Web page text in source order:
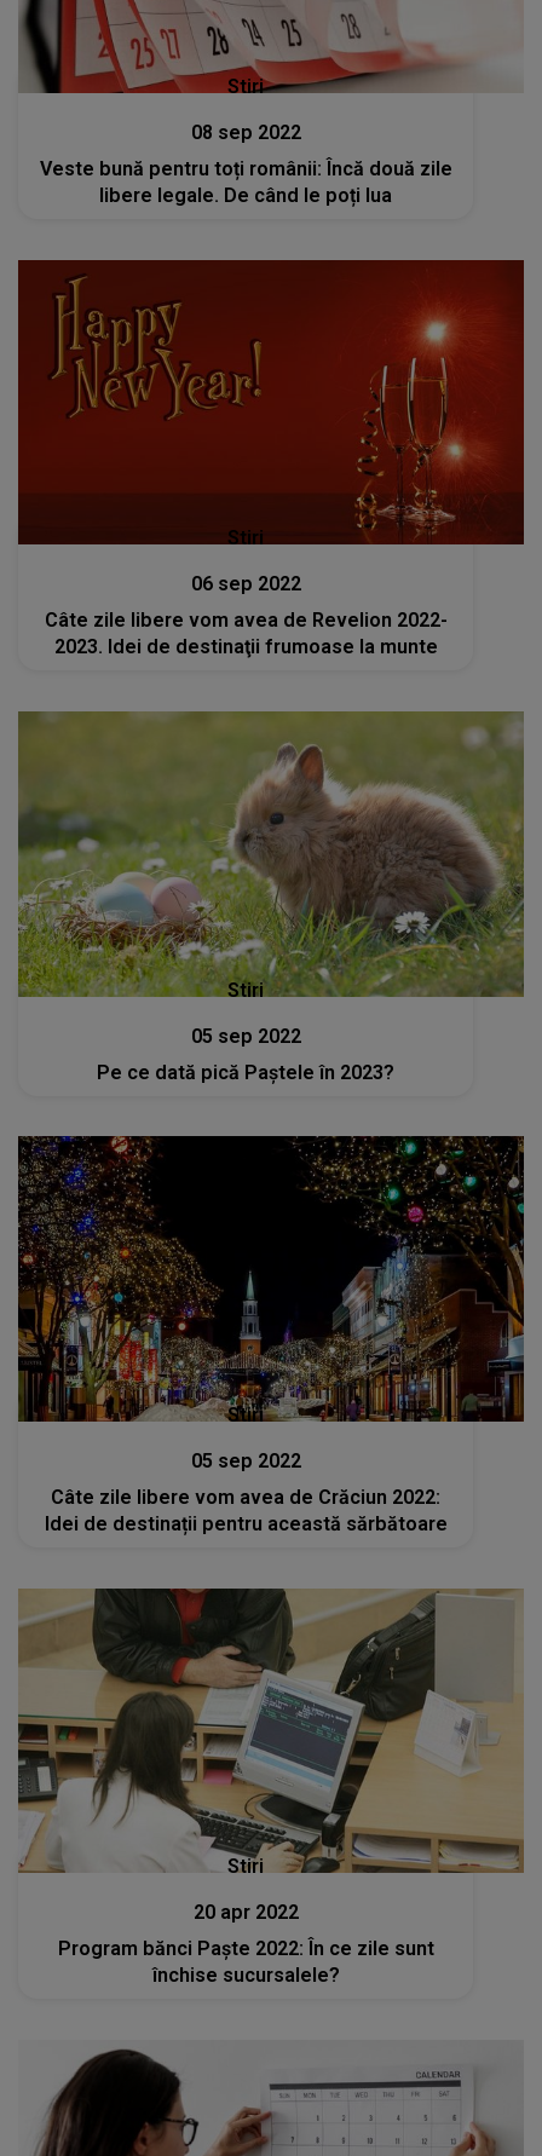
Stiri
08 sep 2022
Veste bună pentru toți românii: Încă două zile
libere legale. De când le poți lua
Stiri
06 sep 2022
Câte zile libere vom avea de Revelion 2022-
2023. Idei de destinaţii frumoase la munte
Stiri
05 sep 2022
Pe ce dată pică Paştele în 2023?
Stiri
05 sep 2022
Câte zile libere vom avea de Crăciun 2022:
Idei de destinații pentru această sărbătoare
Stiri
20 apr 2022
Program bănci Paşte 2022: În ce zile sunt
închise sucursalele?